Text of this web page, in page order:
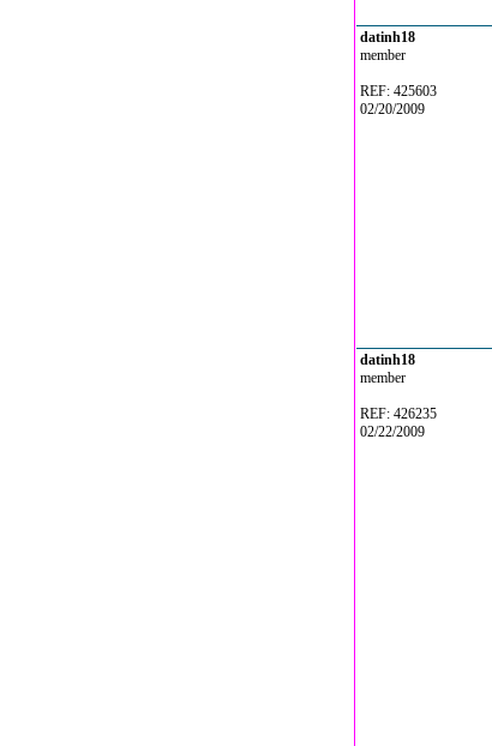
datinh18
member
REF: 425603
02/20/2009
datinh18
member
REF: 426235
02/22/2009